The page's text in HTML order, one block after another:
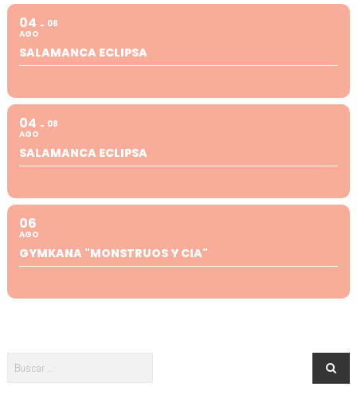
04
AGO
08
SALAMANCA ECLIPSA
04
AGO
08
SALAMANCA ECLIPSA
06
AGO
GYMKANA "MONSTRUOS Y CIA"